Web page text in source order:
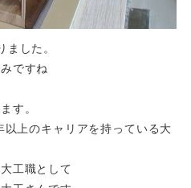
した。
ですね
す。
上のキャリアを持っている大
工職として